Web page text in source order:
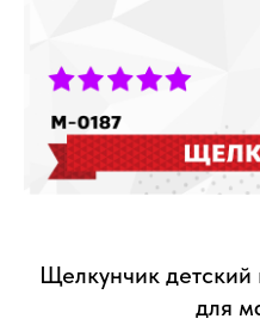
Щелкунчик
для